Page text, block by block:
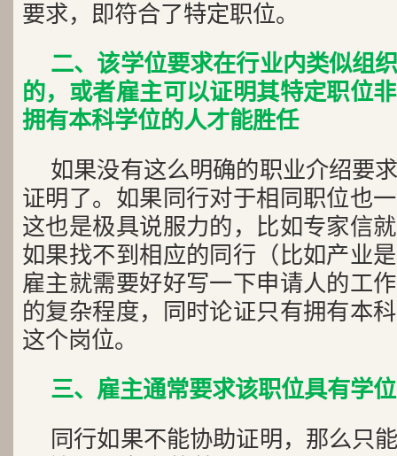
要求，即符合了特定职位。
二、该学位要求在行业内类似组
的，或者雇主可以证明其特定职位
拥有本科学位的人才能胜任
如果没有这么明确的职业介绍要
证明了。如果同行对于相同职位也
这也是极具说服力的，比如专家信
如果找不到相应的同行（比如产业
雇主就需要好好写一下申请人的工
的复杂程度，同时论证只有拥有本
这个岗位。
三、雇主通常要求该职位具有学
同行如果不能协助证明，那么只